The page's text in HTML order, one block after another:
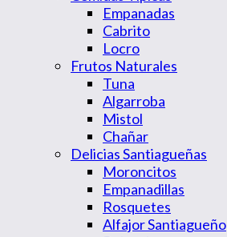
Empanadas
Cabrito
Locro
Frutos Naturales
Tuna
Algarroba
Mistol
Chañar
Delicias Santiagueñas
Moroncitos
Empanadillas
Rosquetes
Alfajor Santiagueño